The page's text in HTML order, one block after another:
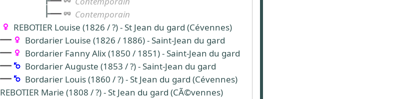
Contemporain
REBOTIER Louise (1826 / ?) - St Jean du gard (Cévennes)
Bordarier Louise (1826 / 1886) - Saint-Jean du gard
Bordarier Fanny Alix (1850 / 1851) - Saint-Jean du gard
Bordarier Auguste (1853 / ?) - Saint-Jean du gard
Bordarier Louis (1860 / ?) - St Jean du gard (Cévennes)
REBOTIER Marie (1808 / ?) - St Jean du gard (CÃ©vennes)